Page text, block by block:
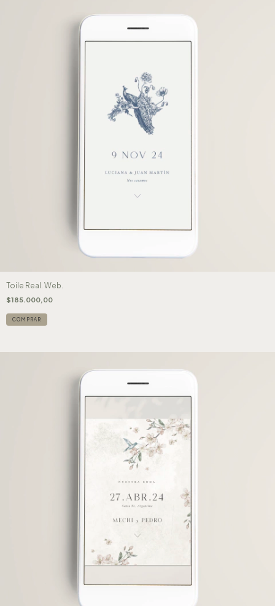
Toile Real. Web.
$185.000,00